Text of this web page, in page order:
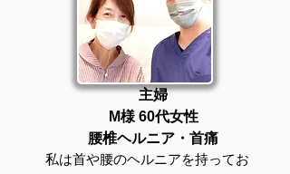
私は首や腰のヘルニアを持ってお
​主婦
M様​ 60代女性
​腰椎ヘルニア・首痛